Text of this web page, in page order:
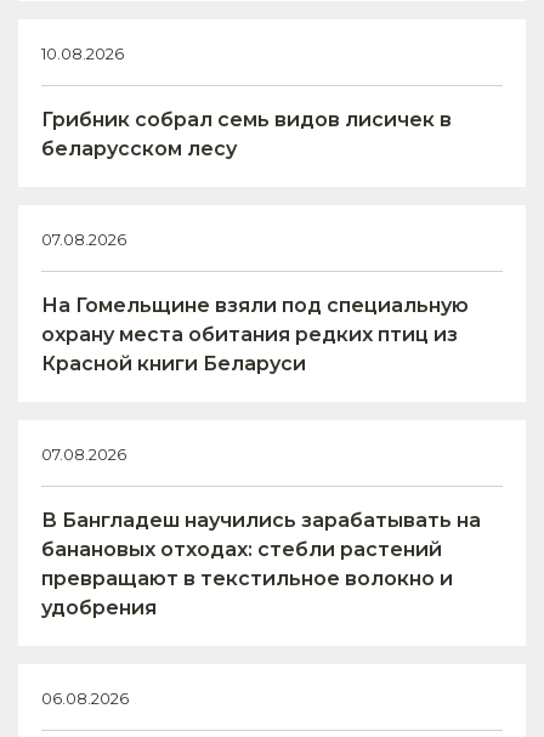
10.08.2026
Грибник собрал семь видов лисичек в
беларусском лесу
07.08.2026
На Гомельщине взяли под специальную
охрану места обитания редких птиц из
Красной книги Беларуси
07.08.2026
В Бангладеш научились зарабатывать на
банановых отходах: стебли растений
превращают в текстильное волокно и
удобрения
06.08.2026